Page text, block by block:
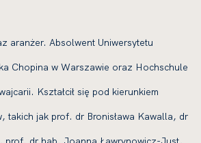
aranżer. Absolwent Uniwersytetu
Chopina w Warszawie oraz Hochschule
Kształcił się pod kierunkiem
takich jak prof. dr Bronisława Kawalla, dr